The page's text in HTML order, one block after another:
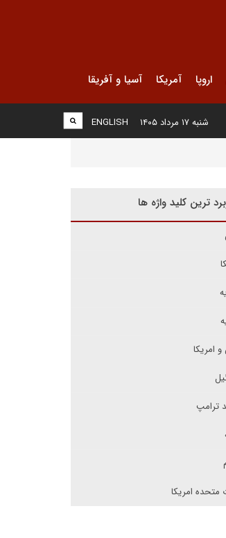
اروپا آمریکا آسیا و آفریقا
ENGLISH شنبه ۱۷ مرداد ۱۴۰۵
ترین کلید واژه ها
و امریکا
ترامپ
متحده امریکا